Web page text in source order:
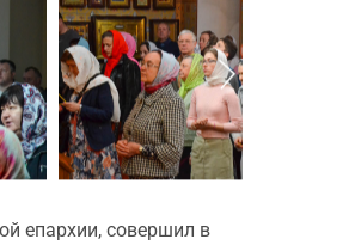
епархии, совершил в